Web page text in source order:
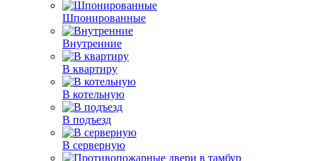
Шпонированные
Внутренние
В квартиру
В котельную
В подъезд
В серверную